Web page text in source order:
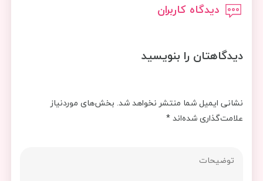
دیدگاه کاربران
دیدگاهتان را بنویسید
نشانی ایمیل شما منتشر نخواهد شد. بخش‌های موردنیاز
علامت‌گذاری شده‌اند*